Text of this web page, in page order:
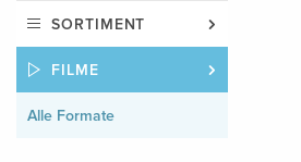
SORTIMENT
FILME
Alle Formate